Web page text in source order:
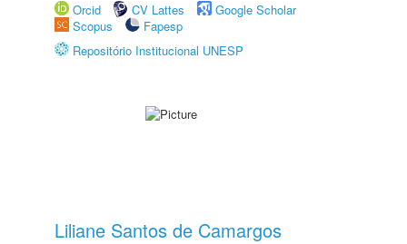
Orcid
CV Lattes
Google Scholar
Scopus
Fapesp
Repositório Institucional UNESP
Liliane Santos de Camargos